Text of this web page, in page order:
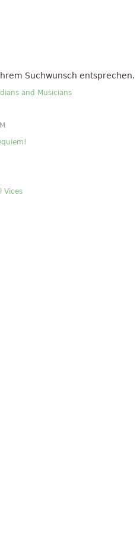
Suchwunsch entsprechen.
and Musicians
Vices